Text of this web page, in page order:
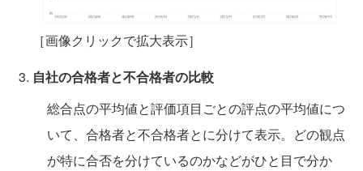
［画像クリックで拡大表示］
自社の合格者と不合格者の比較
総合点の平均値と評価項目ごとの評点の平均値につ
いて、合格者と不合格者とに分けて表示。どの観点
が特に合否を分けているのかなどがひと目で分か